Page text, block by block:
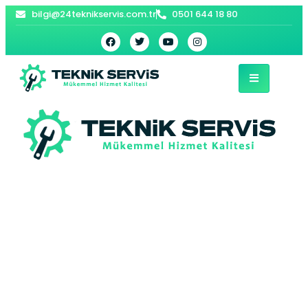
bilgi@24teknikservis.com.tr 0501 644 18 80